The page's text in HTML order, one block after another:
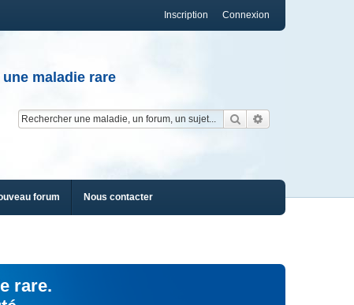
Connexion
Inscription
maladie rare
Rechercher
forum Nous contacter
rare.